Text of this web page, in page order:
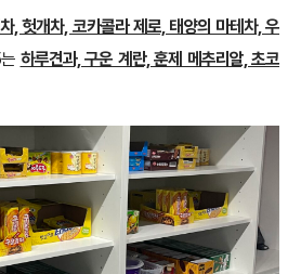
, 헛개차, 코카콜라 제로, 태양의 마테차, 우
하루견과, 구운 계란, 훈제 메추리알, 초코